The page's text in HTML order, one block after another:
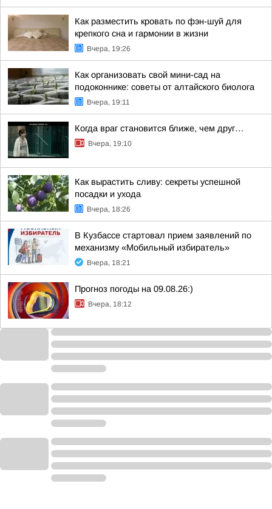
Как разместить кровать по фэн-шуй для
крепкого сна и гармонии в жизни
Вчера, 19:26
Как организовать свой мини-сад на
подоконнике: советы от алтайского биолога
Вчера, 19:11
Когда враг становится ближе, чем друг…
Вчера, 19:10
Как вырастить сливу: секреты успешной
посадки и ухода
Вчера, 18:26
В Кузбассе стартовал прием заявлений по
механизму «Мобильный избиратель»
Вчера, 18:21
Прогноз погоды на 09.08.26:)
Вчера, 18:12